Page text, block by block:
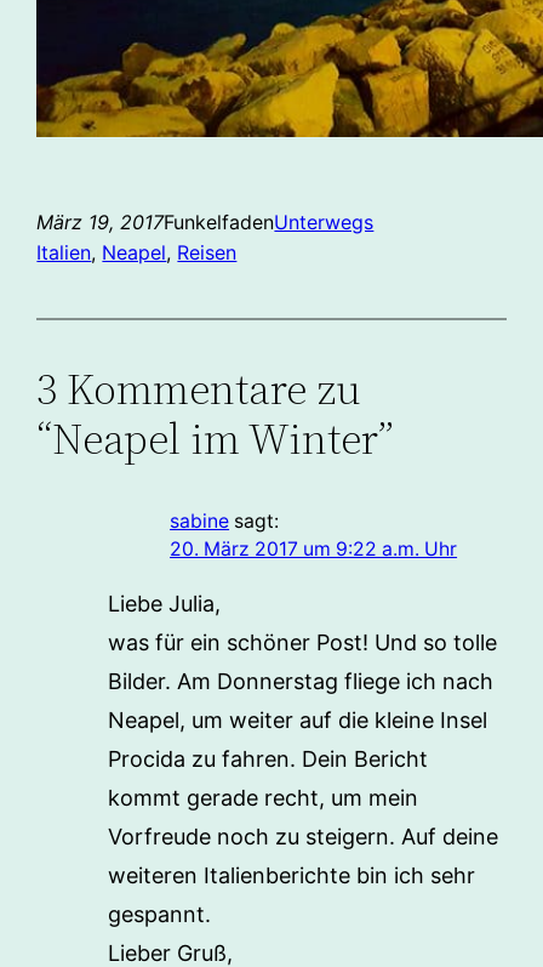
März 19, 2017FunkelfadenUnterwegs
Italien, Neapel, Reisen
3 Kommentare zu
“Neapel im Winter”
sabine sagt:
20. März 2017 um 9:22 a.m. Uhr
Liebe Julia,
was für ein schöner Post! Und so tolle
Bilder. Am Donnerstag fliege ich nach
Neapel, um weiter auf die kleine Insel
Procida zu fahren. Dein Bericht
kommt gerade recht, um mein
Vorfreude noch zu steigern. Auf deine
weiteren Italienberichte bin ich sehr
gespannt.
Lieber Gruß,